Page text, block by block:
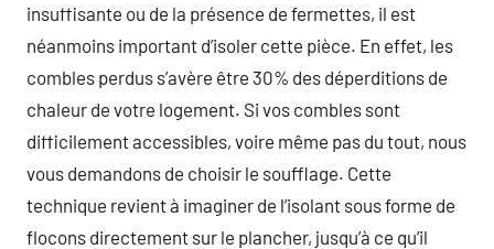
insuffisante ou de la présence de fermettes, il est
néanmoins important d’isoler cette pièce. En effet, les
combles perdus s’avère être 30% des déperditions de
chaleur de votre logement. Si vos combles sont
difficilement accessibles, voire même pas du tout, nous
vous demandons de choisir le soufflage. Cette
technique revient à imaginer de l’isolant sous forme de
flocons directement sur le plancher, jusqu’à ce qu’il